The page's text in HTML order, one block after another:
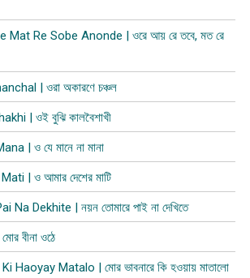
Mat Re Sobe Anonde | ওরে আয় রে তবে, মত রে
| ওরা অকারণে চঞ্চল
| ওই বুঝি কালবৈশাখী
| ও যে মানে না মানা
| ও আমার দেশের মাটি
Dekhite | নয়ন তোমারে পাই না দেখিতে
বীনা ওঠে
Haoyay Matalo | মোর ভাবনারে কি হওয়ায় মাতালো